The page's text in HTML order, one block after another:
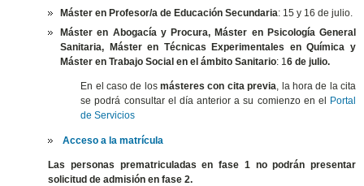
Máster en Profesor/a de Educación Secundaria: 15 y 16 de julio.
Máster en Abogacía y Procura, Máster en Psicología General
Sanitaria, Máster en Técnicas Experimentales en Química y
Máster en Trabajo Social en el ámbito Sanitario: 16 de julio.
En el caso de los másteres con cita previa, la hora de la cita
se podrá consultar el día anterior a su comienzo en el
Portal
de Servicios
Acceso a la matrícula
Las personas prematriculadas en fase 1 no podrán presentar
solicitud de admisión en fase 2.